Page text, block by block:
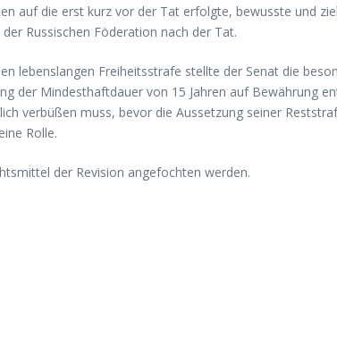
auf die erst kurz vor der Tat erfolgte, bewusste und
Russischen Föderation nach der Tat.
lebenslangen Freiheitsstrafe stellte der Senat die
der Mindesthaftdauer von 15 Jahren auf Bewährung
verbüßen muss, bevor die Aussetzung seiner
Rolle.
der Revision angefochten werden.